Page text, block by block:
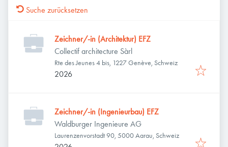
Suche zurücksetzen
Zeichner/-in (Architektur) EFZ
Collectif architecture Sàrl
Rte des Jeunes 4 bis, 1227 Genève, Schweiz
2026
Zeichner/-in (Ingenieurbau) EFZ
Waldburger Ingenieure AG
Laurenzenvorstadt 90, 5000 Aarau, Schweiz